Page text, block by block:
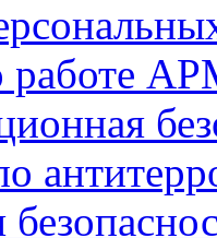
работе